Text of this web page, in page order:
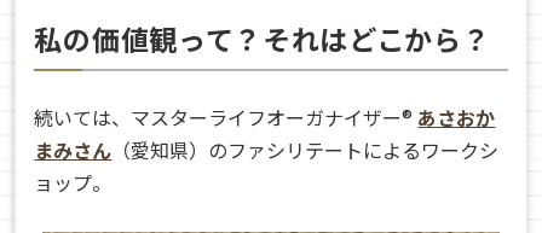
私の価値観って？それはどこから？
続いては、マスターライフオーガナイザー® あさおか
まみさん （愛知県）のファシリテートによるワークシ
ョップ。